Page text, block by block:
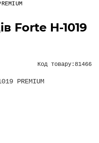
Forte H-1019
Код товару:81466